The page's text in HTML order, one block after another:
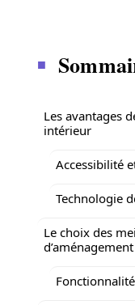
Les avantages
intérieur
Accessibilité
Technologie
Le choix des
d’aménagement